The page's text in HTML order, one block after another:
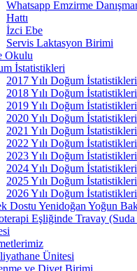
Whatsapp Emzirme
Hattı
İzci Ebe
Servis Laktasyon Birimi
Okulu
İstatistikleri
2017 Yılı Doğum İstatistikleri
2018 Yılı Doğum İstatistikleri
2019 Yılı Doğum İstatistikleri
2020 Yılı Doğum İstatistikleri
2021 Yılı Doğum İstatistikleri
2022 Yılı Doğum İstatistikleri
2023 Yılı Doğum İstatistikleri
2024 Yılı Doğum İstatistikleri
2025 Yılı Doğum İstatistikleri
2026 Yılı Doğum İstatistikleri
Dostu Yenidoğan Yoğun
Eşliğinde Travay
Ünitesi
ve Diyet Birimi